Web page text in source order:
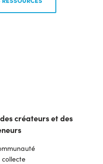
créateurs et des
collecte